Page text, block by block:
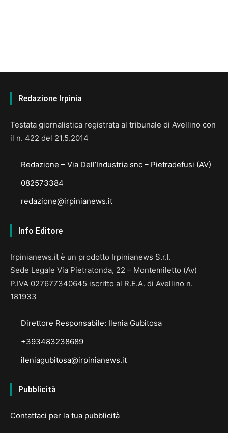
Redazione Irpinia
Testata giornalistica registrata al tribunale di Avellino con
il n. 422 del 21.5.2014
Redazione – Via Dell’Industria snc – Pietradefusi (AV)
082573384
redazione@irpinianews.it
Info Editore
Irpinianews.it è un prodotto Irpinianews S.r.l.
Sede Legale Via Pietratonda, 22 – Montemiletto (Av)
P.IVA 027677340645 iscritto al R.E.A. di Avellino n.
181933
Direttore Responsabile: Ilenia Gubitosa
+393483238689
ileniagubitosa@irpinianews.it
Pubblicità
Contattaci per la tua pubblicità